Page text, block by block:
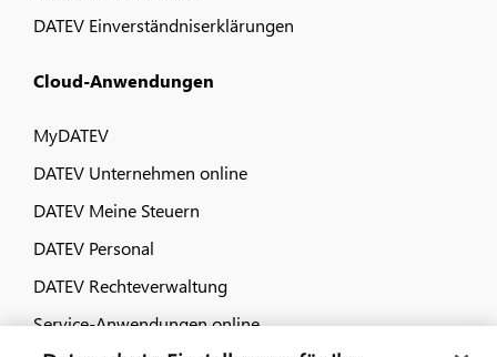
DATEV Einverständniserklärungen
Cloud-Anwendungen
MyDATEV
DATEV Unternehmen online
DATEV Meine Steuern
DATEV Personal
DATEV Rechteverwaltung
Service-Anwendungen online